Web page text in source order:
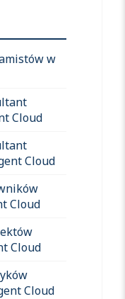
w
Cloud
Cloud
Cloud
Cloud
Cloud